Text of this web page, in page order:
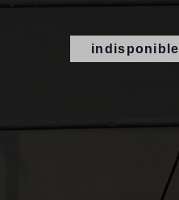
indisponible